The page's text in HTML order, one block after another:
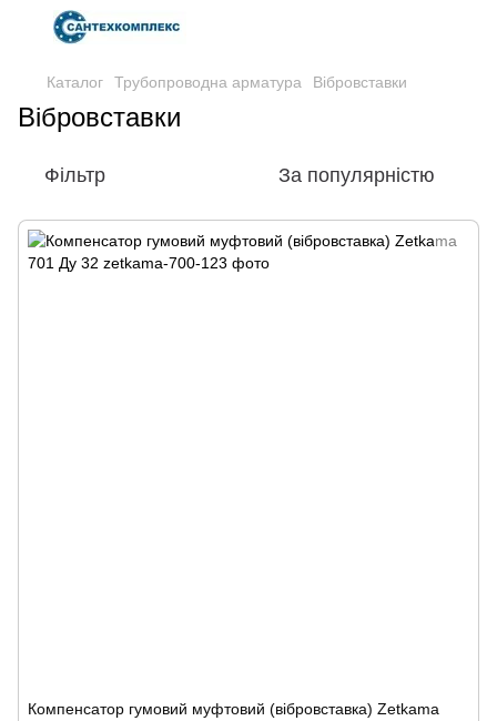
Каталог Трубопроводна арматура Вібровставки
Вібровставки
Фільтр За популярністю
Компенсатор гумовий муфтовий (вібровставка) Zetkama